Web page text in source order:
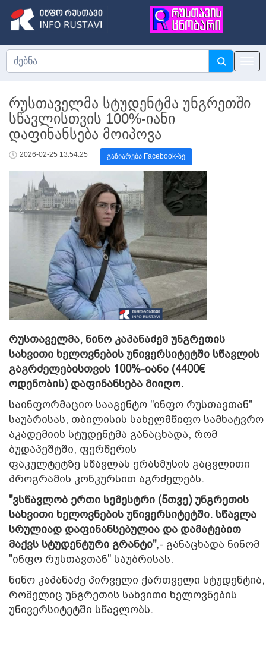
რუსთაველმა სტუდენტმა უნგრეთში
სწავლისთვის 100%-იანი
დაფინანსება მოიპოვა
2026-02-25 13:54:25 გაზიარება Facebook-ზე
რუსთაველმა, ნინო კაპანაძემ უნგრეთის
სახვითი ხელოვნების უნივერსიტეტში სწავლის
გაგრძელებისთვის 100%-იანი (4400€
ოდენობის) დაფინანსება მიიღო.
საინფორმაციო სააგენტო "ინფო რუსთავთან"
საუბრისას, თბილისის სახელმწიფო სამხატვრო
აკადემიის სტუდენტმა განაცხადა, რომ
ბუდაპეშტში, ფერწერის
ფაკულტეტზე სწავლას ერასმუსის გაცვლითი
პროგრამის კონკურსით აგრძელებს.
"ვსწავლობ ერთი სემესტრი (5თვე) უნგრეთის
სახვითი ხელოვნების უნივერსიტეტში. სწავლა
სრულიად დაფინანსებულია და დამატებით
მაქვს სტუდენტური გრანტი",- განაცხადა ნინომ
"ინფო რუსთავთან" საუბრისას.
ნინო კაპანაძე პირველი ქართველი სტუდენტია,
რომელიც უნგრეთის სახვითი ხელოვნების
უნივერსიტეტში სწავლობს.